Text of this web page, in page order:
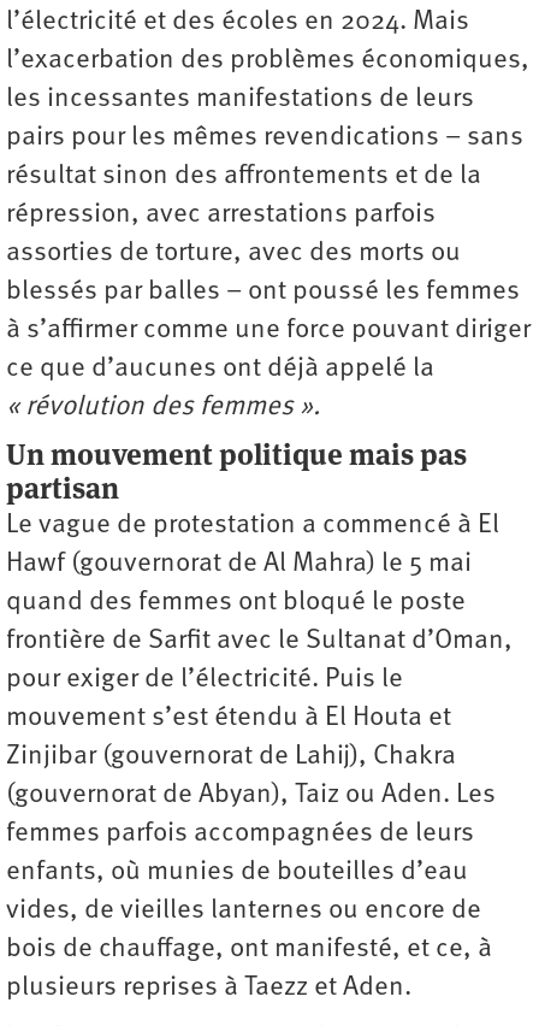
l’électricité et des écoles en 2024. Mais
l’exacerbation des problèmes économiques,
les incessantes manifestations de leurs
pairs pour les mêmes revendications – sans
résultat sinon des affrontements et de la
répression, avec arrestations parfois
assorties de torture, avec des morts ou
blessés par balles – ont poussé les femmes
à s’affirmer comme une force pouvant diriger
ce que d’aucunes ont déjà appelé la
« révolution des femmes ».
Un mouvement politique mais pas
partisan
Le vague de protestation a commencé à El
Hawf (gouvernorat de Al Mahra) le 5 mai
quand des femmes ont bloqué le poste
frontière de Sarfit avec le Sultanat d’Oman,
pour exiger de l’électricité. Puis le
mouvement s’est étendu à El Houta et
Zinjibar (gouvernorat de Lahij), Chakra
(gouvernorat de Abyan), Taiz ou Aden. Les
femmes parfois accompagnées de leurs
enfants, où munies de bouteilles d’eau
vides, de vieilles lanternes ou encore de
bois de chauffage, ont manifesté, et ce, à
plusieurs reprises à Taezz et Aden.